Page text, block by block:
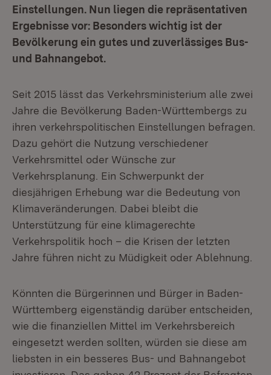
Einstellungen. Nun liegen die repräsentativen
Ergebnisse vor: Besonders wichtig ist der
Bevölkerung ein gutes und zuverlässiges Bus-
und Bahnangebot.
Seit 2015 lässt das Verkehrsministerium alle zwei
Jahre die Bevölkerung Baden-Württembergs zu
ihren verkehrspolitischen Einstellungen befragen.
Dazu gehört die Nutzung verschiedener
Verkehrsmittel oder Wünsche zur
Verkehrsplanung. Ein Schwerpunkt der
diesjährigen Erhebung war die Bedeutung von
Klimaveränderungen. Dabei bleibt die
Unterstützung für eine klimagerechte
Verkehrspolitik hoch – die Krisen der letzten
Jahre führen nicht zu Müdigkeit oder Ablehnung.
Könnten die Bürgerinnen und Bürger in Baden-
Württemberg eigenständig darüber entscheiden,
wie die finanziellen Mittel im Verkehrsbereich
eingesetzt werden sollten, würden sie diese am
liebsten in ein besseres Bus- und Bahnangebot